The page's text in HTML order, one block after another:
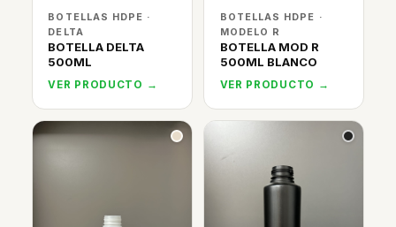
BOTELLAS HDPE ·
DELTA
BOTELLA DELTA
500ML
VER PRODUCTO →
BOTELLAS HDPE ·
MODELO R
BOTELLA MOD R
500ML BLANCO
VER PRODUCTO →